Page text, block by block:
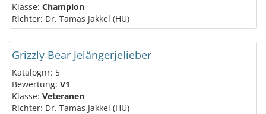
Klasse: Champion
Richter: Dr. Tamas Jakkel (HU)
Grizzly Bear Jelängerjelieber
Katalognr: 5
Bewertung: V1
Klasse: Veteranen
Richter: Dr. Tamas Jakkel (HU)